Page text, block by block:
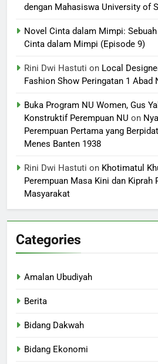
dengan Mahasiswa University of
Novel Cinta dalam Mimpi:
Cinta dalam Mimpi (Episode 9)
Rini Dwi Hastuti on Local
Fashion Show Peringatan 1 Abad
Buka Program NU Women, Gus
Konstruktif Perempuan NU on
Perempuan Pertama yang
Menes Banten 1938
Rini Dwi Hastuti on Khotimatul
Perempuan Masa Kini dan Kiprah
Masyarakat
Categories
Amalan Ubudiyah
Berita
Bidang Dakwah
Bidang Ekonomi